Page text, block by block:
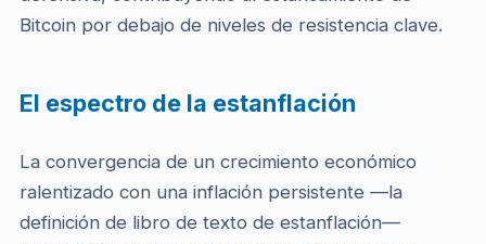
Bitcoin por debajo de niveles de resistencia clave.
El espectro de la estanflación
La convergencia de un crecimiento económico
ralentizado con una inflación persistente —la
definición de libro de texto de estanflación—